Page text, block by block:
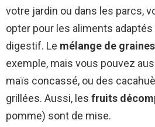
votre jardin ou dans les parcs,
opter pour les aliments
digestif. Le mélange de graines
exemple, mais vous pouvez
maïs concassé, ou des
grillées. Aussi, les fruits
pomme) sont de mise.